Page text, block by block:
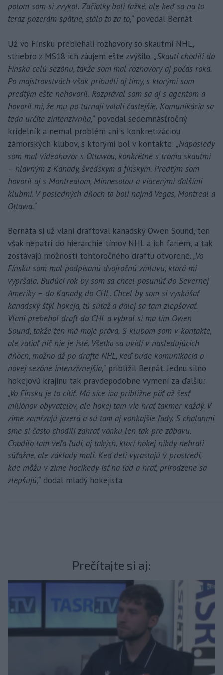
potom som si zvykol. Začiatky boli ťažké, ale keď sa na to
teraz pozerám spätne, stálo to za to,“ povedal Bernát.
Už vo Fínsku prebiehali rozhovory so skautmi NHL,
striebro z MS18 ich záujem ešte zvýšilo. „Skauti chodili do
Fínska celú sezónu, takže som mal rozhovory aj počas roka.
Po majstrovstvách však pribudli aj tímy, s ktorými som
predtým ešte nehovoril. Rozprával som sa aj s agentom a
hovoril mi, že mu po turnaji volali častejšie. Komunikácia sa
teda určite zintenzívnila,“ povedal sedemnásťročný
krídelník a nemal problém ani s konkretizáciou
zámorských klubov, s ktorými bol v kontakte: „Naposledy
som mal videohovor s Ottawou, konkrétne s troma skautmi
– hlavným z Kanady, švédskym a fínskym. Predtým som
hovoril aj s Montrealom, Minnesotou a viacerými ďalšími
klubmi. V posledných dňoch to boli najmä Vegas, Montreal a
Ottawa.“
Bernáta si už vlani draftoval kanadský Owen Sound, ten
však nepatrí do hierarchie tímov NHL a ich fariem, a tak
zostávajú možnosti tohtoročného draftu otvorené. „Vo
Fínsku som mal podpísanú dvojročnú zmluvu, ktorá mi
vypršala. Budúci rok by som sa chcel posunúť do Severnej
Ameriky – do Kanady, do CHL. Chcel by som si vyskúšať
kanadský štýl hokeja, tú súťaž a ďalej sa tam zlepšovať.
Vlani prebehol draft do CHL a vybral si ma tím Owen
Sound, takže ten má moje práva. S klubom som v kontakte,
ale zatiaľ nič nie je isté. Všetko sa uvidí v nasledujúcich
dňoch, možno až po drafte NHL, keď bude komunikácia o
novej sezóne intenzívnejšia,“ priblížil Bernát. Jednu silno
hokejovú krajinu tak pravdepodobne vymení za ďalšiu:
„Vo Fínsku je to cítiť. Má síce iba približne päť až šesť
miliónov obyvateľov, ale hokej tam vie hrať takmer každý. V
zime zamŕzajú jazerá a sú tam aj vonkajšie ľady. S chalanmi
sme si často chodili zahrať vonku len tak pre zábavu.
Chodilo tam veľa ľudí, aj takých, ktorí hokej nikdy nehrali
súťažne, ale základy mali. Keď deti vyrastajú v prostredí,
kde môžu v zime hocikedy ísť na ľad a hrať, prirodzene sa
zlepšujú,“ dodal mladý hokejista.
Prečítajte si aj: